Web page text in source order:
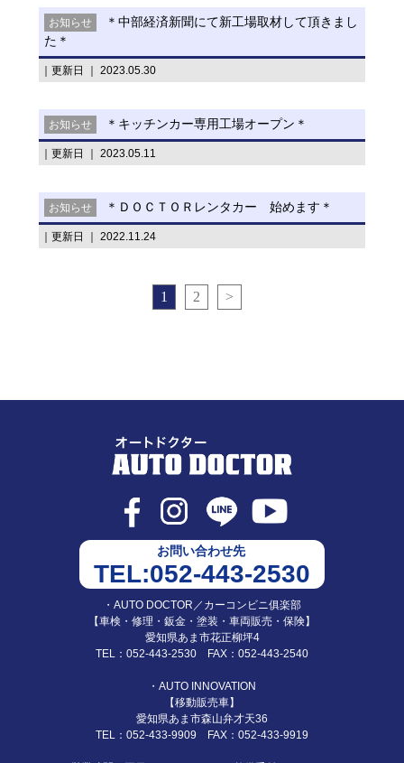
お知らせ
＊中部経済新聞にて新工場取材して頂きまし
た＊
｜更新日 ｜ 2023.05.30
お知らせ ＊キッチンカー専用工場オープン＊
｜更新日 ｜ 2023.05.11
お知らせ ＊ＤＯＣＴＯＲレンタカー 始めます＊
｜更新日 ｜ 2022.11.24
1 2 >
お問い合わせ先
TEL:052-443-2530
・AUTO DOCTOR／カーコンビニ俱楽部
【車検・修理・鈑金・塗装・車両販売・保険】
愛知県あま市花正柳坪4
TEL：052-443-2530 FAX：052-443-2540
・AUTO INNOVATION
【移動販売車】
愛知県あま市森山弁才天36
TEL：052-433-9909 FAX：052-433-9919